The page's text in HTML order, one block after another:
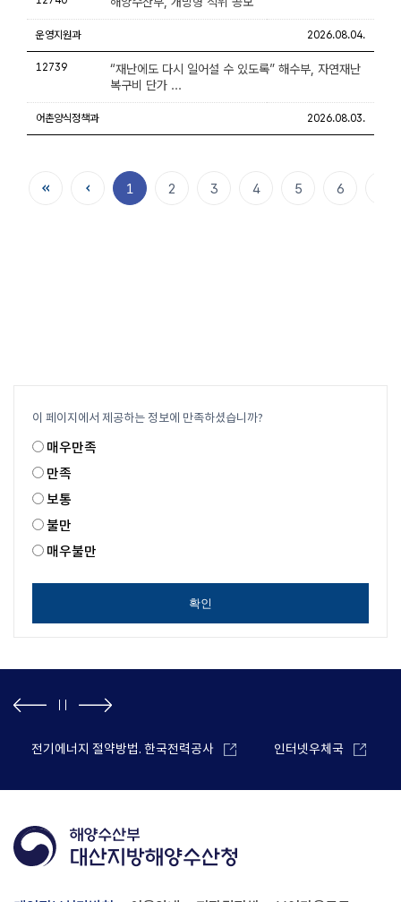
이 페이지에서 제공하는 정보에 만족하셨습니까?
매우만족
만족
보통
불만
매우불만
확인
전기에너지 절약방법. 한국전력공사 인터넷우체국